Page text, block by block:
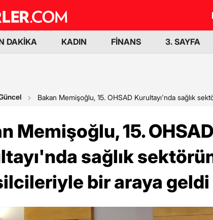
DAKİKA KADIN FİNANS 3. SAYFA
Bakan Memişoğlu, 15. OHSAD Kurultayı'nda sağlık
Memişoğlu, 15. OHSAD
sağlık
bir araya geldi